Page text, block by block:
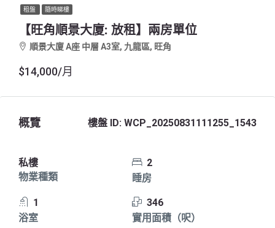
租盤 隨時睇樓
【旺角順景大廈: 放租】兩房單位
順景大廈 A座 中層 A3室, 九龍區, 旺角
$14,000/月
概覽 樓盤 ID: WCP_20250831111255_1543
私樓
物業種類
2
睡房
1
浴室
346
實用面積（呎）